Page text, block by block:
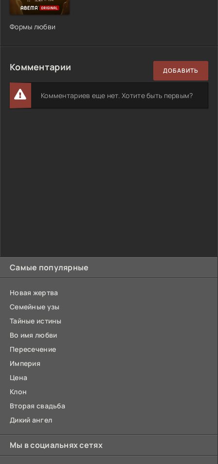
Самые популярные
Новая жертва
Семейные узы
Тайные истины
Во имя любви
Пересечение
Империя
Цена
Клон
Вторая свадьба
Дикий ангел
Мы в социальнях сетях
Формы любви
Комментарии ДОБАВИТЬ
Комментариев еще нет. Хотите быть первым?